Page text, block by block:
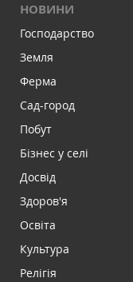
НОВИНИ
Господарство
Земля
Ферма
Сад-город
Побут
Бізнес у селі
Досвід
Здоров'я
Освіта
Культура
Релігія